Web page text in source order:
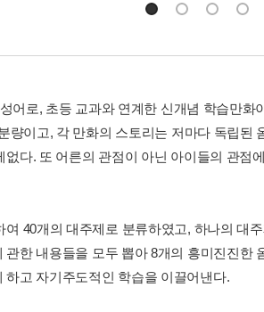
성어로, 초등 교과와 연계한 신개념 학습만
량이고, 각 만화의 스토리는 저마다 독립된
없다. 또 어른의 관점이 아닌 아이들의 관점
여 40개의 대주제로 분류하였고, 하나의 대
관한 내용들을 모두 뽑아 8개의 흥미진진한
하고 자기주도적인 학습을 이끌어낸다.